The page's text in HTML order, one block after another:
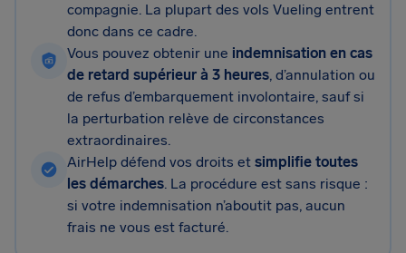
compagnie. La plupart des vols Vueling entrent
donc dans ce cadre.
Vous pouvez obtenir une indemnisation en cas
de retard supérieur à 3 heures, d’annulation ou
de refus d’embarquement involontaire, sauf si
la perturbation relève de circonstances
extraordinaires.
AirHelp défend vos droits et simplifie toutes
les démarches. La procédure est sans risque :
si votre indemnisation n’aboutit pas, aucun
frais ne vous est facturé.